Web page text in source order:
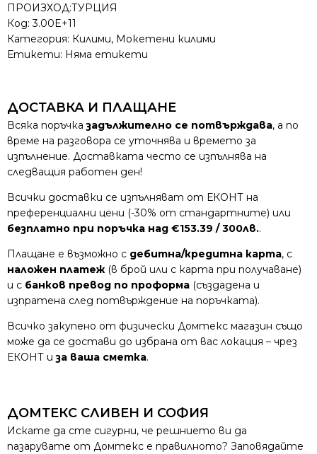
ПРОИЗХОД:ТУРЦИЯ
Код:3.00E+11
Категория: Килими, Мокетени килими
Етикети: Няма етикети
ДОСТАВКА И ПЛАЩАНЕ
Всяка поръчказадължително се потвърждава, а по
време на разговора се уточнява и времето за
изпълнение. Доставката често се изпълнява на
следващия работен ден!
Всички доставки се изпълняват от ЕКОНТ на
преференциални цени (-30% от стандартните) или
безплатно при поръчка над €153.39 / 300лв..
Плащане е възможно с дебитна/кредитна карта, с
наложен платеж (в брой или с карта при получаване)
и с банков превод по проформа (създадена и
изпратена след потвърждение на поръчката).
Всичко закупено от физически Домтекс магазин също
може да се достави до избрана от вас локация – чрез
ЕКОНТ иза ваша сметка.
ДОМТЕКС СЛИВЕН И СОФИЯ
Искате да сте сигурни, че решнието ви да
пазарувате от Домтекс е правилното? Заповядайте